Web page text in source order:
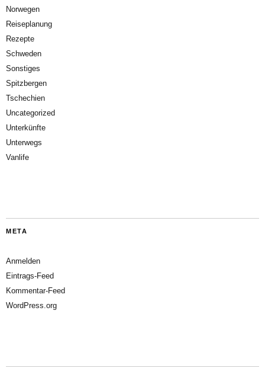
Norwegen
Reiseplanung
Rezepte
Schweden
Sonstiges
Spitzbergen
Tschechien
Uncategorized
Unterkünfte
Unterwegs
Vanlife
META
Anmelden
Eintrags-Feed
Kommentar-Feed
WordPress.org